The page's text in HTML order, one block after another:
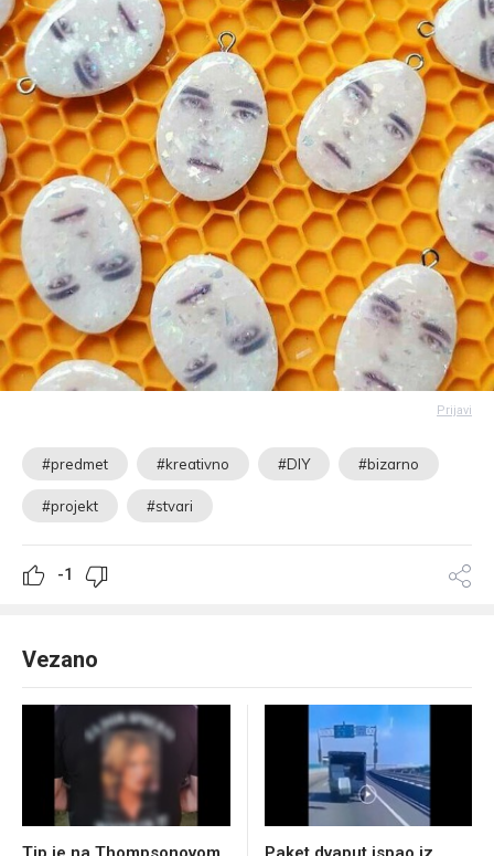
Prijavi
#predmet #kreativno #DIY #bizarno
#projekt #stvari
-1
Vezano